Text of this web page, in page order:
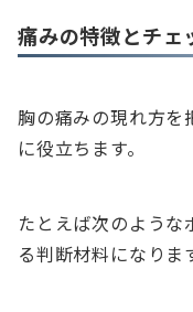
痛みの特徴とチェ
胸の痛みの現れ方を
に役立ちます。
たとえば次のような
る判断材料になりま